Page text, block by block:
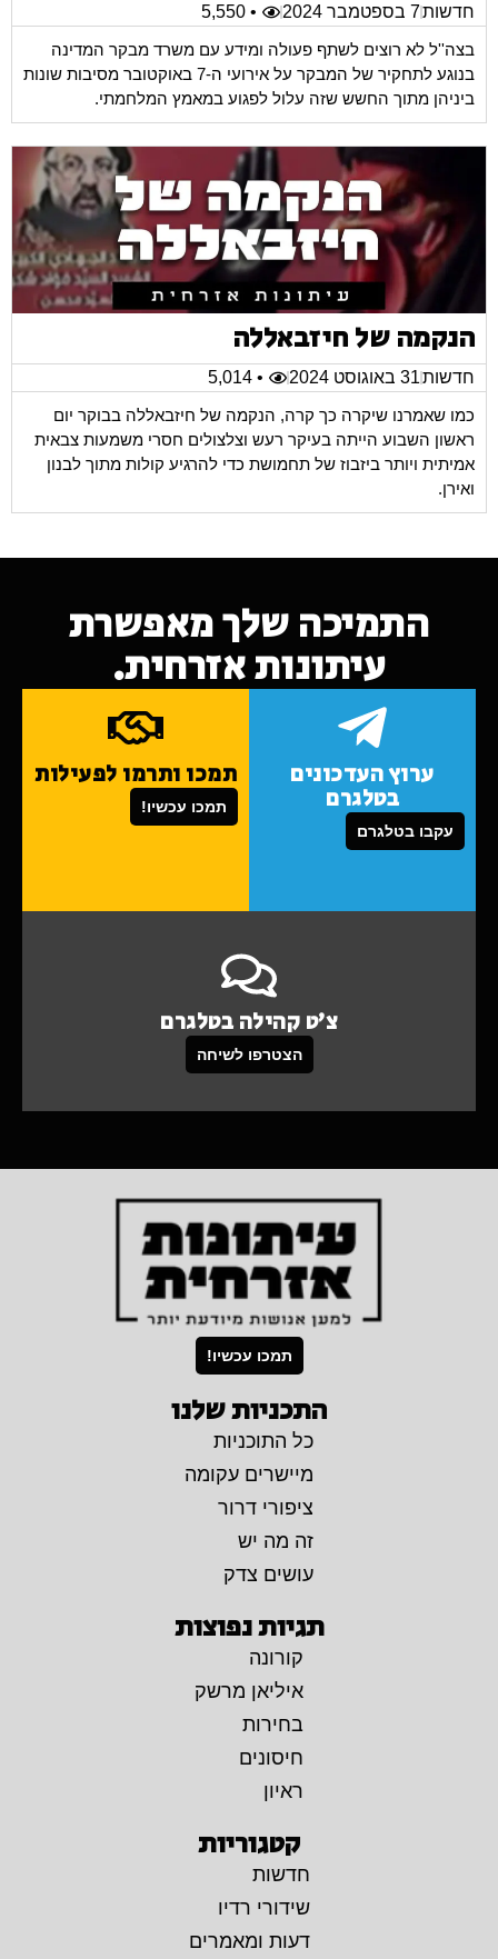
חדשות7 בספטמבר 2024
• 5,550
בצה''ל לא רוצים לשתף פעולה ומידע עם משרד מבקר המדינה
בנוגע לתחקיר של המבקר על אירועי ה-7 באוקטובר מסיבות שונות
ביניהן מתוך החשש שזה עלול לפגוע במאמץ המלחמתי.
הנקמה של חיזבאללה
חדשות31 באוגוסט 2024
• 5,014
כמו שאמרנו שיקרה כך קרה, הנקמה של חיזבאללה בבוקר יום
ראשון השבוע הייתה בעיקר רעש וצלצולים חסרי משמעות צבאית
אמיתית ויותר ביזבוז של תחמושת כדי להרגיע קולות מתוך לבנון
ואירן.
התמיכה שלך מאפשרת
עיתונות אזרחית.
ערוץ העדכונים
בטלגרם
עקבו בטלגרם
תמכו ותרמו לפעילות
תמכו עכשיו!
צ'ט קהילה בטלגרם
הצטרפו לשיחה
תמכו עכשיו!
התכניות שלנו
כל התוכניות
מיישרים עקומה
ציפורי דרור
זה מה יש
עושים צדק
תגיות נפוצות
קורונה
איליאן מרשק
בחירות
חיסונים
ראיון
קטגוריות
חדשות
שידורי רדיו
דעות ומאמרים